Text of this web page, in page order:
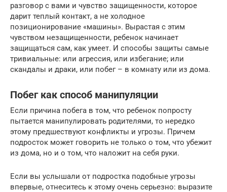
разговор с вами и чувство защищенности, которое
дарит теплый контакт, а не холодное
позиционирование «машины». Вырастая с этим
чувством незащищенности, ребенок начинает
защищаться сам, как умеет. И способы защиты самые
тривиальные: или агрессия, или избегание; или
скандалы и драки, или побег – в комнату или из дома.
Побег как способ манипуляции
Если причина побега в том, что ребенок попросту
пытается манипулировать родителями, то нередко
этому предшествуют конфликты и угрозы. Причем
подросток может говорить не только о том, что убежит
из дома, но и о том, что наложит на себя руки.
Если вы услышали от подростка подобные угрозы
впервые, отнеситесь к этому очень серьезно: выразите